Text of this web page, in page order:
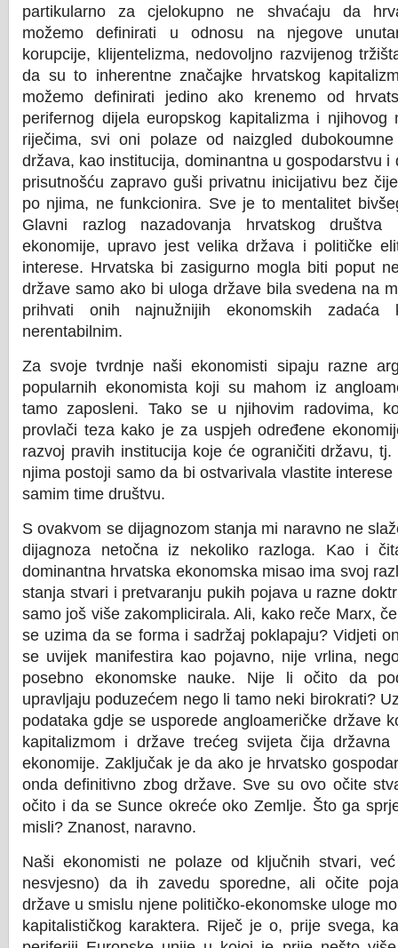
partikularno za cjelokupno ne shvaćaju da
možemo definirati u odnosu na njegove
korupcije, klijentelizma, nedovoljno razvijenog
da su to inherentne značajke hrvatskog
možemo definirati jedino ako krenemo od
perifernog dijela europskog kapitalizma i njihovog
riječima, svi oni polaze od naizgled
država, kao institucija, dominantna u gospodarstvu i
prisutnošću zapravo guši privatnu inicijativu bez
po njima, ne funkcionira. Sve je to mentalitet
Glavni razlog nazadovanja hrvatskog
ekonomije, upravo jest velika država i političke
interese. Hrvatska bi zasigurno mogla biti poput
države samo ako bi uloga države bila svedena na
prihvati onih najnužnijih ekonomskih zadaća
nerentabilnim.
Za svoje tvrdnje naši ekonomisti sipaju razne
popularnih ekonomista koji su mahom iz
tamo zaposleni. Tako se u njihovim radovima,
provlači teza kako je za uspjeh određene
razvoj pravih institucija koje će ograničiti državu,
njima postoji samo da bi ostvarivala vlastite
samim time društvu.
S ovakvom se dijagnozom stanja mi naravno ne
dijagnoza netočna iz nekoliko razloga. Kao i
dominantna hrvatska ekonomska misao ima svoj
stanja stvari i pretvaranju pukih pojava u razne
samo još više zakomplicirala. Ali, kako reče Marx,
se uzima da se forma i sadržaj poklapaju? Vidjeti
se uvijek manifestira kao pojavno, nije vrlina,
posebno ekonomske nauke. Nije li očito da
upravljaju poduzećem nego li tamo neki birokrati?
podataka gdje se usporede angloameričke države
kapitalizmom i države trećeg svijeta čija
ekonomije. Zaključak je da ako je hrvatsko
onda definitivno zbog države. Sve su ovo očite
očito i da se Sunce okreće oko Zemlje. Što ga
misli? Znanost, naravno.
Naši ekonomisti ne polaze od ključnih stvari,
nesvjesno) da ih zavedu sporedne, ali očite
države u smislu njene političko-ekonomske uloge
kapitalističkog karaktera. Riječ je o, prije svega,